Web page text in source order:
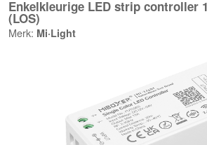
Enkelkleurige LED strip controller
(LOS)
Merk: Mi·Light